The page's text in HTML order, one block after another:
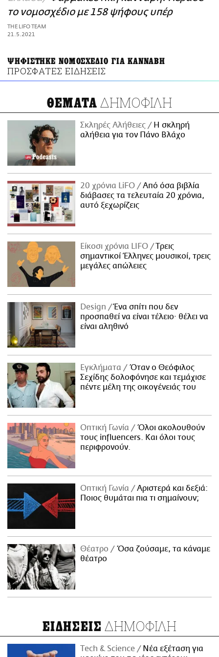
ΑΜΠΑ
PRINT
το νομοσχέδιο με 158 ψήφους υπέρ
THE LIFO TEAM
21.5.2021
ΨΗΦΙΣΤΗΚΕ ΝΟΜΟΣΧΕΔΙΟ ΓΙΑ ΚΑΝΝΑΒΗ
ΠΡΟΣΦΑΤΕΣ ΕΙΔΗΣΕΙΣ
ΘΕΜΑΤΑ ΔΗΜΟΦΙΛΗ
Σκληρές Αλήθειες
H σκληρή
αλήθεια για τον Πάνο Βλάχο
20 χρόνια LiFO
Από όσα βιβλία
διάβασες τα τελευταία 20 χρόνια,
αυτό ξεχωρίζεις
Είκοσι χρόνια LIFO
Tρεις
σημαντικοί Έλληνες μουσικοί, τρεις
μεγάλες απώλειες
Design
Ένα σπίτι που δεν
προσπαθεί να είναι τέλειο· θέλει να
είναι αληθινό
Εγκλήματα
Όταν ο Θεόφιλος
Σεχίδης δολοφόνησε και τεμάχισε
πέντε μέλη της οικογένειάς του
Οπτική Γωνία
Όλοι ακολουθούν
τους influencers. Και όλοι τους
περιφρονούν.
Οπτική Γωνία
Αριστερά και δεξιά:
Ποιος θυμάται πια τι σημαίνουν;
Θέατρο
Όσα ζούσαμε, τα κάναμε
θέατρο
ΕΙΔΗΣΕΙΣ ΔΗΜΟΦΙΛΗ
Τech & Science
Νέα εξέταση για